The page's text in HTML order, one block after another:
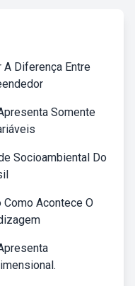
A Diferença Entre
Somente
Socioambiental Do
Acontece O